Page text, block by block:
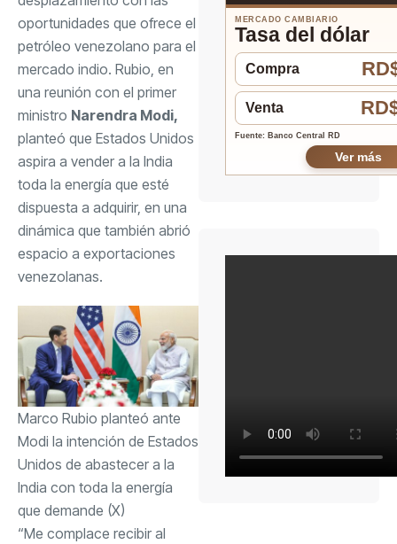
oportunidades que ofrece el
petróleo venezolano para el
mercado indio. Rubio, en
una reunión con el primer
ministro Narendra Modi,
planteó que Estados Unidos
aspira a vender a la India
toda la energía que esté
dispuesta a adquirir, en una
dinámica que también abrió
espacio a exportaciones
venezolanas.
Marco Rubio planteó ante
Modi la intención de Estados
Unidos de abastecer a la
India con toda la energía
que demande (X)
“Me complace recibir al
MERCADO CAMBIARIO
Tasa del dólar
Compra
Venta
Fuente: Banco Central RD
Ver más